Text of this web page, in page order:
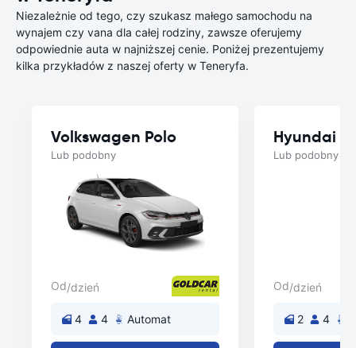
Niezależnie od tego, czy szukasz małego samochodu na
wynajem czy vana dla całej rodziny, zawsze oferujemy
odpowiednie auta w najniższej cenie. Poniżej prezentujemy
kilka przykładów z naszej oferty w Teneryfa.
Volkswagen Polo
Lub podobny
Od/dzień
4 4 Automat
Hyundai
Lub podobny
Od/dzień
2 4